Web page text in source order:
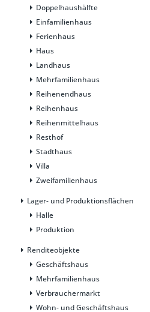
Doppelhaushälfte
Einfamilienhaus
Ferienhaus
Haus
Landhaus
Mehrfamilienhaus
Reihenendhaus
Reihenhaus
Reihenmittelhaus
Resthof
Stadthaus
Villa
Zweifamilienhaus
Lager- und Produktionsflächen
Halle
Produktion
Renditeobjekte
Geschäftshaus
Mehrfamilienhaus
Verbrauchermarkt
Wohn- und Geschäftshaus